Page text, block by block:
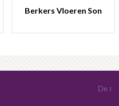
Berkers Vloeren Son
De